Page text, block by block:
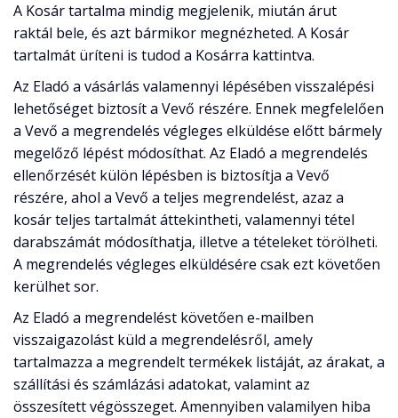
A Kosár tartalma mindig megjelenik, miután árut
raktál bele, és azt bármikor megnézheted. A Kosár
tartalmát üríteni is tudod a Kosárra kattintva.
Az Eladó a vásárlás valamennyi lépésében visszalépési
lehetőséget biztosít a Vevő részére. Ennek megfelelően
a Vevő a megrendelés végleges elküldése előtt bármely
megelőző lépést módosíthat. Az Eladó a megrendelés
ellenőrzését külön lépésben is biztosítja a Vevő
részére, ahol a Vevő a teljes megrendelést, azaz a
kosár teljes tartalmát áttekintheti, valamennyi tétel
darabszámát módosíthatja, illetve a tételeket törölheti.
A megrendelés végleges elküldésére csak ezt követően
kerülhet sor.
Az Eladó a megrendelést követően e-mailben
visszaigazolást küld a megrendelésről, amely
tartalmazza a megrendelt termékek listáját, az árakat, a
szállítási és számlázási adatokat, valamint az
összesített végösszeget. Amennyiben valamilyen hiba